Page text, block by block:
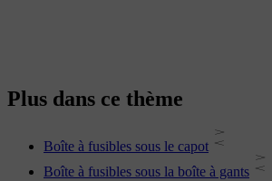
Plus dans ce thème
Boîte à fusibles sous le capot
Boîte à fusibles sous la boîte à gants